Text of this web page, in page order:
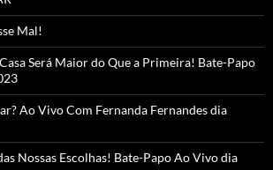
Mal!
Será Maior do Que a Primeira! Bate-Papo
Ao Vivo Com Fernanda Fernandes dia
Nossas Escolhas! Bate-Papo Ao Vivo dia